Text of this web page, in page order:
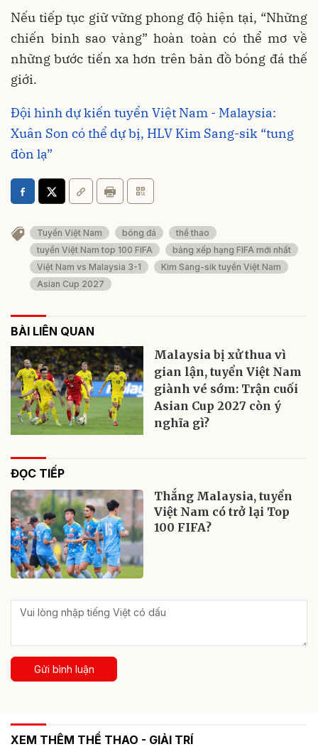
Nếu tiếp tục giữ vững phong độ hiện tại, “Những
chiến binh sao vàng” hoàn toàn có thể mơ về
những bước tiến xa hơn trên bản đồ bóng đá thế
giới.
Đội hình dự kiến tuyển Việt Nam - Malaysia:
Xuân Son có thể dự bị, HLV Kim Sang-sik “tung
đòn lạ”
Tuyển Việt Nam bóng đá
thể thao
tuyển Việt Nam top 100 FIFA
bảng xếp hạng FIFA mới nhất
Việt Nam vs Malaysia 3-1
Kim Sang-sik tuyển Việt Nam
Asian Cup 2027
BÀI LIÊN QUAN
Malaysia bị xử thua vì
gian lận, tuyển Việt Nam
giành vé sớm: Trận cuối
Asian Cup 2027 còn ý
nghĩa gì?
ĐỌC TIẾP
Thắng Malaysia, tuyển
Việt Nam có trở lại Top
100 FIFA?
Gửi bình luận
XEM THÊM THỂ THAO - GIẢI TRÍ